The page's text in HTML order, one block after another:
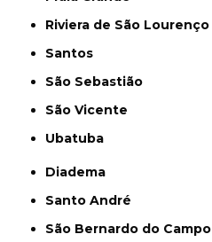
Riviera de São Lourenço
Santos
São Sebastião
São Vicente
Ubatuba
Diadema
Santo André
São Bernardo do Campo